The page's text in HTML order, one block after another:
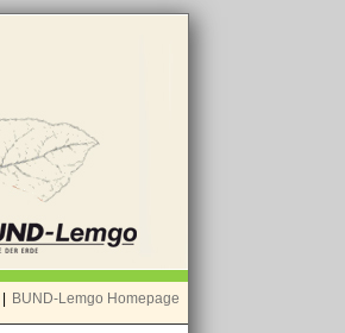
BUND-Lemgo Homepage